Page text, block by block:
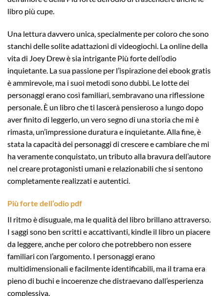
libro più cupe.
Una lettura davvero unica, specialmente per coloro che sono
stanchi delle solite adattazioni di videogiochi. La online della
vita di Joey Drew è sia intrigante Più forte dell’odio
inquietante. La sua passione per l’ispirazione dei ebook gratis
è ammirevole, ma i suoi metodi sono dubbi. Le lotte dei
personaggi erano così familiari, sembravano una riflessione
personale. È un libro che ti lascerà pensieroso a lungo dopo
aver finito di leggerlo, un vero segno di una storia che mi è
rimasta, un’impressione duratura e inquietante. Alla fine, è
stata la capacità dei personaggi di crescere e cambiare che mi
ha veramente conquistato, un tributo alla bravura dell’autore
nel creare protagonisti umani e relazionabili che si sentono
completamente realizzati e autentici.
Più forte dell’odio pdf
Il ritmo è disuguale, ma le qualità del libro brillano attraverso.
I saggi sono ben scritti e accattivanti, kindle il libro un piacere
da leggere, anche per coloro che potrebbero non essere
familiari con l’argomento. I personaggi erano
multidimensionali e facilmente identificabili, ma il trama era
pieno di buchi e incoerenze che distraevano dall’esperienza
complessiva.